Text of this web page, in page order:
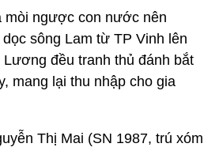
mòi ngược con nước nên
sông Lam từ TP Vinh lên
đều tranh thủ đánh bắt
mang lại thu nhập cho gia
Thị Mai (SN 1987, trú xóm